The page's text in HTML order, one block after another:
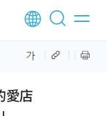
愛店